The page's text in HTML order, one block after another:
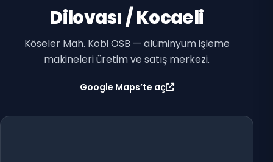
Dilovası / Kocaeli
Köseler Mah. Kobi OSB — alüminyum işleme
makineleri üretim ve satış merkezi.
Google Maps’te aç